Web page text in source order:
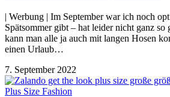
| Werbung | Im September war ich noch
Spätsommer gibt – hat leider nicht ganz
kann man alle ja auch mit langen Hosen
einen Urlaub…
7. September 2022
Plus Size Fashion